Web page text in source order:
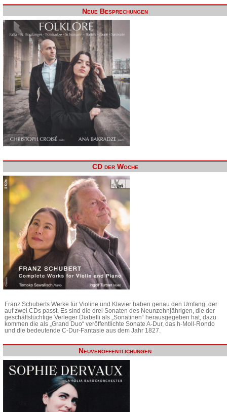
Neue Besprechungen
CD der Woche
Franz Schuberts Werke für Violine und Klavier haben genau den Umfang, der
auf zwei CDs passt. Es sind die drei Sonaten des Neunzehnjährigen, die der
geschäftstüchtige Verleger Diabelli als „Sonatinen“ herausgegeben hat, dazu
kommen die als „Grand Duo“ veröffentlichte Sonate A-Dur, das h-Moll-Rondo
und die bedeutende C-Dur-Fantasie aus dem Jahr 1827.
Neuveröffentlichungen